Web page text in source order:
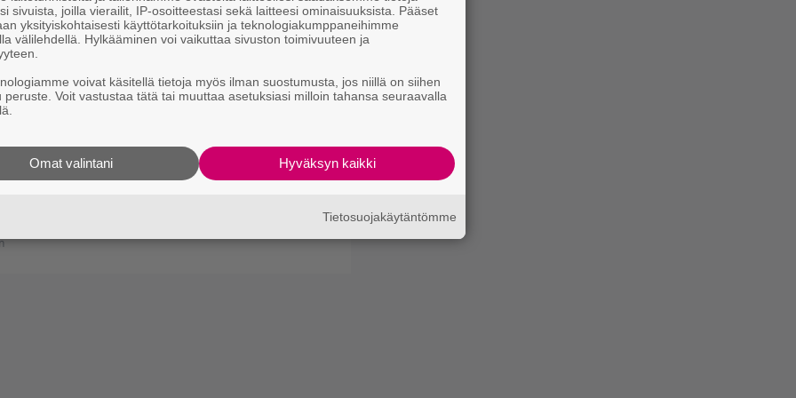
Sonic the
– katso traileri
sivuista, joilla vierailit, IP-osoitteestasi sekä laitteesi ominaisuuksista. Pääset
yksityiskohtaisesti käyttötarkoituksiin ja teknologiakumppaneihimme
välilehdellä. Hylkääminen voi vaikuttaa sivuston toimivuuteen ja
voivat käsitellä tietoja myös ilman suostumusta, jos niillä on siihen
peruste. Voit vastustaa tätä tai muuttaa asetuksiasi milloin tahansa seuraavalla
Hyväksyn kaikki
Omat valintani
Tietosuojakäytäntömme